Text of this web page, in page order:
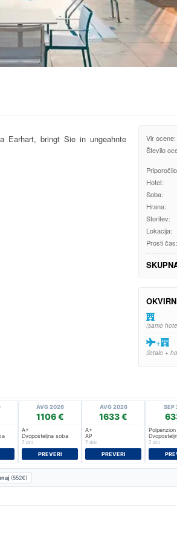
Earhart, bringt Sie in ungeahnte
Vir ocene:
Število
Hotel:
Soba:
Hrana:
Storitev:
Lokacija:
Prosti čas:
(samo
+
(letalo +
AVG 2026
1106 €
A+
Dvoposteljna soba
7 dni
PREVERI
AVG 2026
1633 €
A+
AP
7 dni
PREVERI
SEP
Polpenzion
7 dni
(552€)